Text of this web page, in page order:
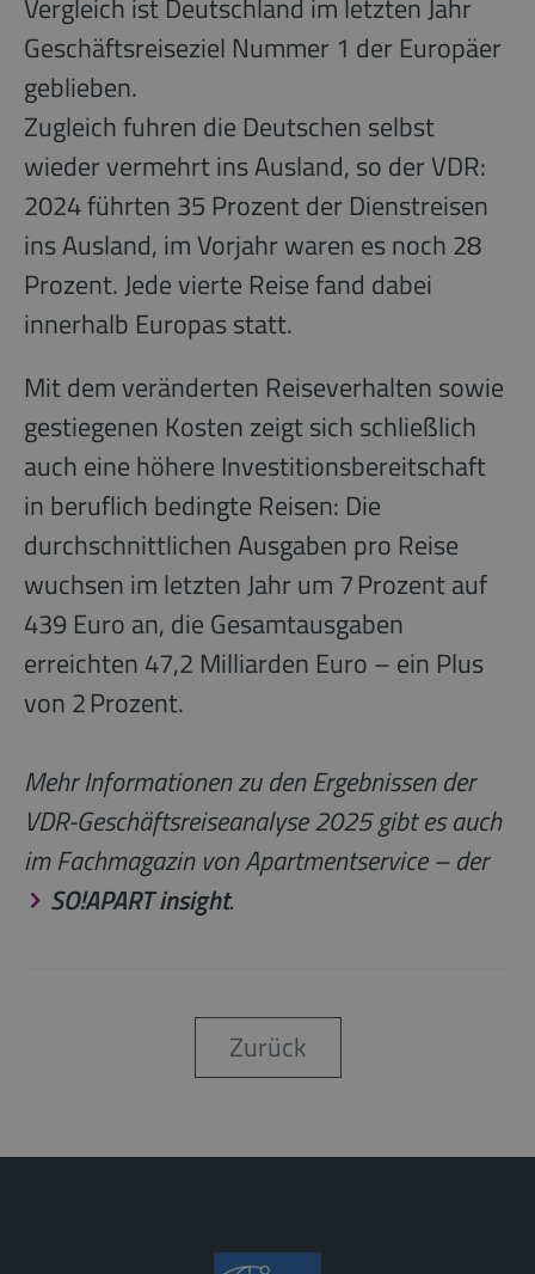
Geschäftsreiseziel Nummer 1 der Europäer
geblieben.
Zugleich fuhren die Deutschen selbst
wieder vermehrt ins Ausland, so der VDR:
2024 führten 35 Prozent der Dienstreisen
ins Ausland, im Vorjahr waren es noch 28
Prozent. Jede vierte Reise fand dabei
innerhalb Europas statt.
Mit dem veränderten Reiseverhalten sowie
gestiegenen Kosten zeigt sich schließlich
auch eine höhere Investitionsbereitschaft
in beruflich bedingte Reisen: Die
durchschnittlichen Ausgaben pro Reise
wuchsen im letzten Jahr um 7 Prozent auf
439 Euro an, die Gesamtausgaben
erreichten 47,2 Milliarden Euro – ein Plus
von 2 Prozent.
Mehr Informationen zu den Ergebnissen der
VDR-Geschäftsreiseanalyse 2025 gibt es auch
im Fachmagazin von Apartmentservice – der
SO!APART insight.
Zurück